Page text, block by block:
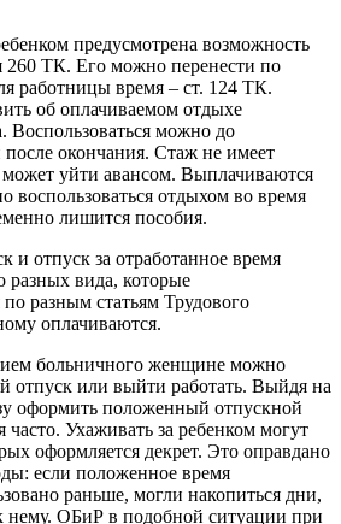
предусмотрена возможность
260 ТК. Его можно перенести по
работницы время – ст. 124 ТК.
об оплачиваемом отдыхе
Воспользоваться можно до
после окончания. Стаж не имеет
может уйти авансом. Выплачиваются
воспользоваться отдыхом во время
лишится пособия.
и отпуск за отработанное время
разных вида, которые
по разным статьям Трудового
оплачиваются.
больничного женщине можно
отпуск или выйти работать. Выйдя на
оформить положенный отпускной
часто. Ухаживать за ребенком могут
оформляется декрет. Это оправдано
если положенное время
раньше, могли накопиться дни,
нему. ОБиР в подобной ситуации при